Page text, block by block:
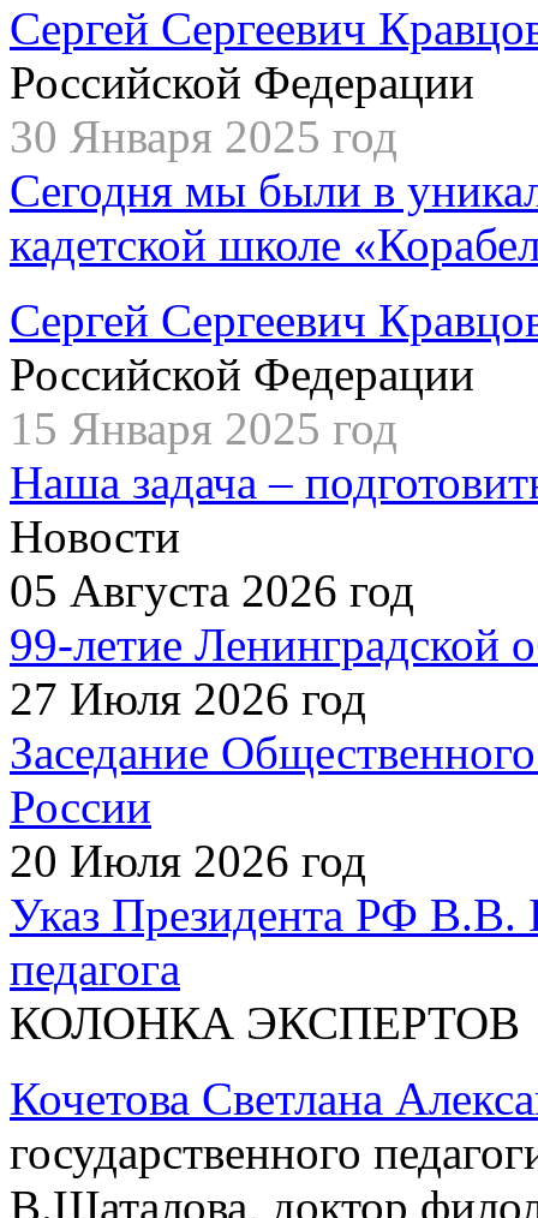
Сергей Сергеевич
Российской Федерации
30 Января 2025 год
Сегодня мы были в
кадетской школе
Сергей Сергеевич
Российской Федерации
15 Января 2025 год
Наша задача –
Новости
05 Августа 2026 год
99-летие Ленинградской
27 Июля 2026 год
Заседание
России
20 Июля 2026 год
Указ Президента РФ В.В.
педагога
КОЛОНКА ЭКСПЕРТОВ
Кочетова Светлана
государственного
В.Шаталова, доктор